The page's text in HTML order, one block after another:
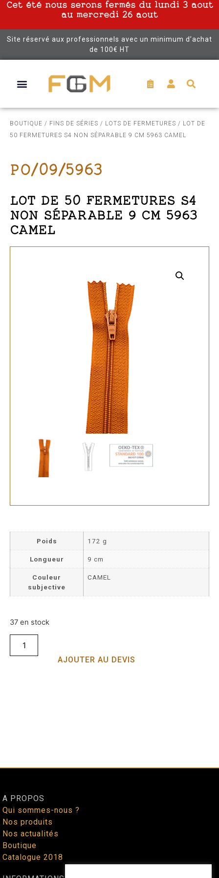
Cet été nous serons fermés du lundi 3 aout
au mercredi 26 aout
Site réservé aux professionnels avec un minimum d’achat
de 100€ HT
BOUTIQUE / FINS DE SÉRIES / LOTS DE FERMETURES / LOT DE
50 FERMETURES S4 NON SÉPARABLE 9 CM 5963 CAMEL
PO/09/5963
LOT DE 50 FERMETURES S4
NON SÉPARABLE 9 CM 5963
CAMEL
Poids 172 g
Longueur 9 cm
Couleur
subjective
CAMEL
37 en stock
AJOUTER AU DEVIS
A PROPOS
Qui sommes-nous ?
Nos produits
Nos actualités
Boutique
Catalogue 2018